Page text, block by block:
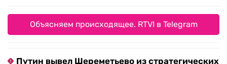
Объясняем происходящее. RTVI в Telegram
Путин вывел Шереметьево из стратегических